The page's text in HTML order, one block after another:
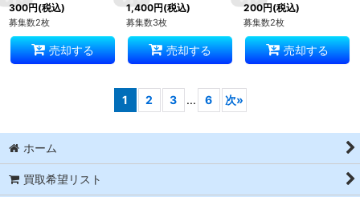
300円(税込)
募集数2枚
売却する
1,400円(税込)
募集数3枚
売却する
200円(税込)
募集数2枚
売却する
1 2 3 ... 6 次»
ホーム
買取希望リスト